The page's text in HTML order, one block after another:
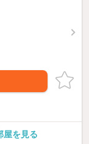
屋を見る